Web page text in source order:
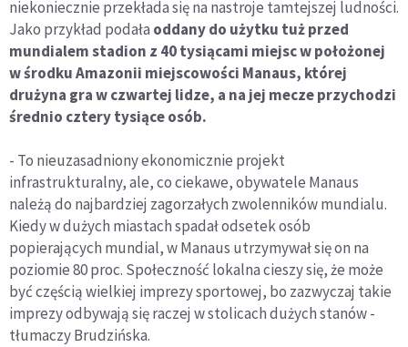
niekoniecznie przekłada się na nastroje tamtejszej ludności.
Jako przykład podała oddany do użytku tuż przed
mundialem stadion z 40 tysiącami miejsc w położonej
w środku Amazonii miejscowości Manaus, której
drużyna gra w czwartej lidze, a na jej mecze przychodzi
średnio cztery tysiące osób.
- To nieuzasadniony ekonomicznie projekt
infrastrukturalny, ale, co ciekawe, obywatele Manaus
należą do najbardziej zagorzałych zwolenników mundialu.
Kiedy w dużych miastach spadał odsetek osób
popierających mundial, w Manaus utrzymywał się on na
poziomie 80 proc. Społeczność lokalna cieszy się, że może
być częścią wielkiej imprezy sportowej, bo zazwyczaj takie
imprezy odbywają się raczej w stolicach dużych stanów -
tłumaczy Brudzińska.